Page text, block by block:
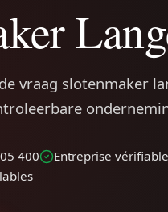
vraag slotenmaker
400 Entreprise vérifiable